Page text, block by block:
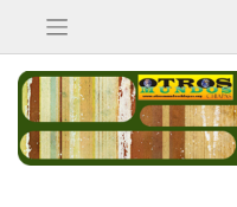
contenido